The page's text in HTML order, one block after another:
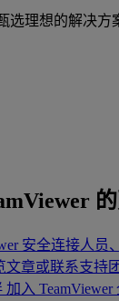
选理想的解决方
安全连接人员
文章或联系支持
加入 TeamViewer